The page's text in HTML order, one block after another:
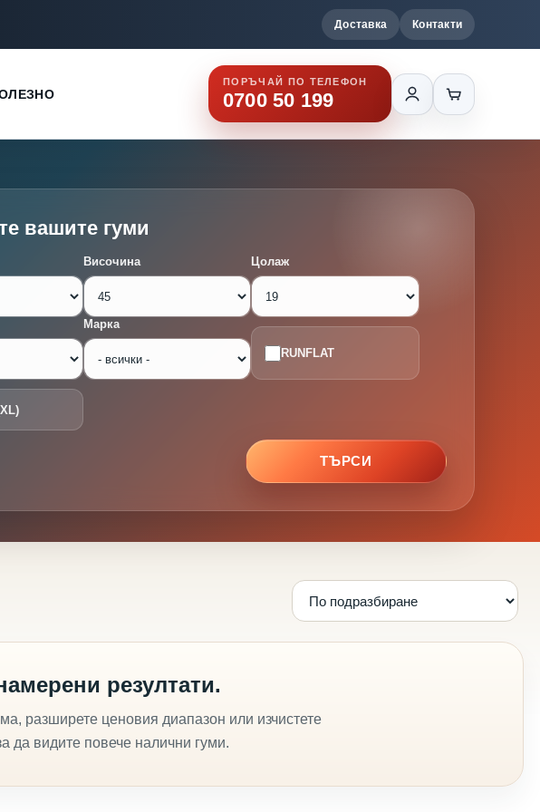
Доставка Контакти
ПОРЪЧАЙ ПО ТЕЛЕФОН
0700 50 199
вашите гуми
Височина Цолаж
Марка
RUNFLAT
ТЪРСИ
резултати.
разширете ценовия диапазон или изчистете
да видите повече налични гуми.